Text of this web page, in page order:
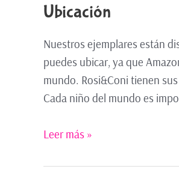
Ubicación
Nuestros ejemplares están
puedes ubicar, ya que
mundo. Rosi&Coni tienen
Cada niño del mundo es
Leer más »